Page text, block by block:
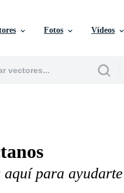
Fotos Vídeos
aquí para